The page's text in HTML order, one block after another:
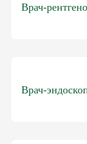
Врач-
Врач-